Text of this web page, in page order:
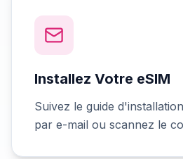
Installez Votre eSIM
Suivez le guide
par e-mail ou scannez le